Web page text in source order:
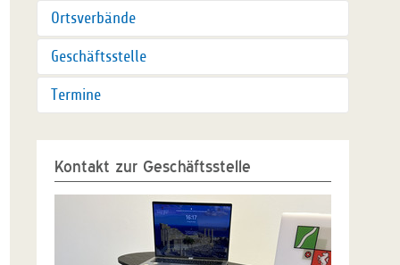
Ortsverbände
Geschäftsstelle
Termine
Kontakt zur Geschäftsstelle